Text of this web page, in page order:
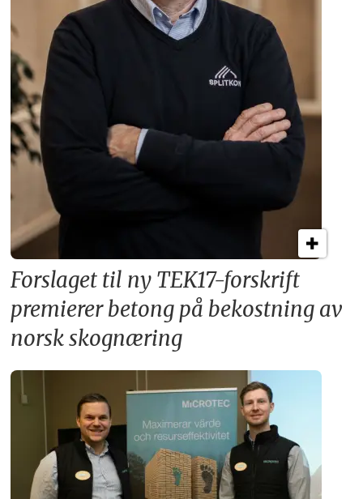
Forslaget til ny TEK17-forskrift
premierer betong på bekostning av
norsk skognæring